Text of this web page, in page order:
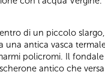
di un piccolo
una antica vasca
policromi. Il
antico che versa